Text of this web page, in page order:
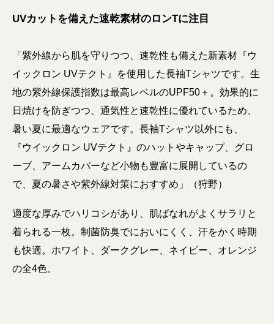
UVカットを備えた速乾素材のロンTに注目
「紫外線から肌を守りつつ、速乾性も備えた新素材『ウ
イックロン UVテクト』を使用した長袖Tシャツです。生
地の紫外線保護指数は最高レベルのUPF50＋。効果的に
日焼けを防ぎつつ、通気性と速乾性に優れているため、
暑い夏に最適なウェアです。長袖Tシャツ以外にも、
『ウイックロン UVテクト』のハットやキャップ、グロ
ーブ、アームカバーなど小物も豊富に展開しているの
で、夏の暑さや紫外線対策におすすめ」（狩野）
適度な厚みでハリコシがあり、肌ばなれがよくサラリと
着られる一枚。制菌防臭でにおいにくく、汗をかく時期
も快適。ホワイト、ダークグレー、ネイビー、オレンジ
の全4色。